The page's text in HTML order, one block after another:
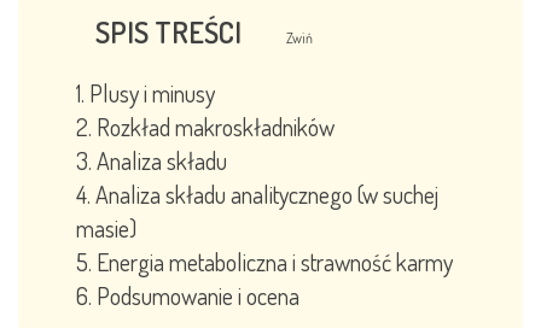
SPIS TREŚCI Zwiń
Plusy i minusy
Rozkład makroskładników
Analiza składu
Analiza składu analitycznego (w suchej
masie)
Energia metaboliczna i strawność karmy
Podsumowanie i ocena